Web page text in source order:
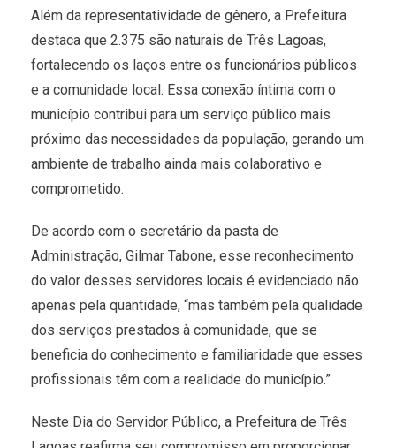
Além da representatividade de gênero, a Prefeitura
destaca que 2.375 são naturais de Três Lagoas,
fortalecendo os laços entre os funcionários públicos
e a comunidade local. Essa conexão íntima com o
município contribui para um serviço público mais
próximo das necessidades da população, gerando um
ambiente de trabalho ainda mais colaborativo e
comprometido.
De acordo com o secretário da pasta de
Administração, Gilmar Tabone, esse reconhecimento
do valor desses servidores locais é evidenciado não
apenas pela quantidade, “mas também pela qualidade
dos serviços prestados à comunidade, que se
beneficia do conhecimento e familiaridade que esses
profissionais têm com a realidade do município.”
Neste Dia do Servidor Público, a Prefeitura de Três